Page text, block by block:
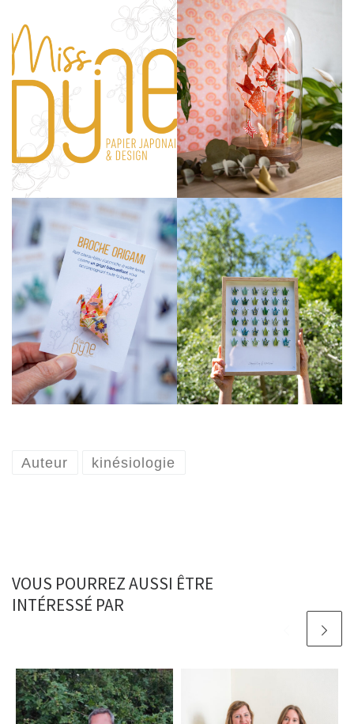
Auteur kinésiologie
VOUS POURREZ AUSSI ÊTRE
INTÉRESSÉ PAR